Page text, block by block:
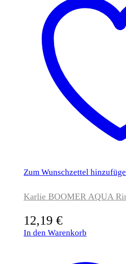
Zum Wunschzettel
Karlie BOOMER AQUA
12,19 €
In den Warenkorb